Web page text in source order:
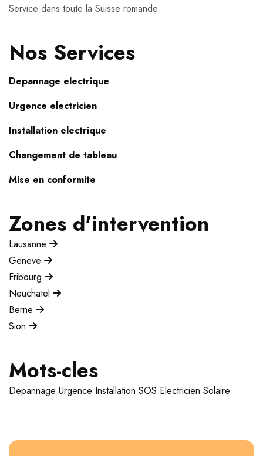
Service dans toute la Suisse romande
Nos Services
Depannage electrique
Urgence electricien
Installation electrique
Changement de tableau
Mise en conformite
Zones d'intervention
Lausanne
Geneve
Fribourg
Neuchatel
Berne
Sion
Mots-cles
Depannage Urgence Installation SOS Electricien Solaire